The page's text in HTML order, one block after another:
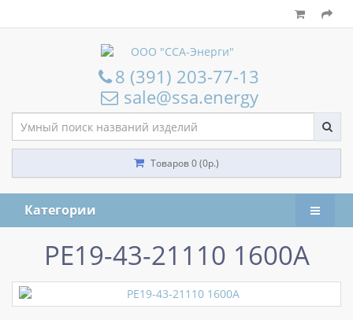
8 (391) 203-77-13
sale@ssa.energy
Товаров 0 (0р.)
Категории
РЕ19-43-21110 1600А